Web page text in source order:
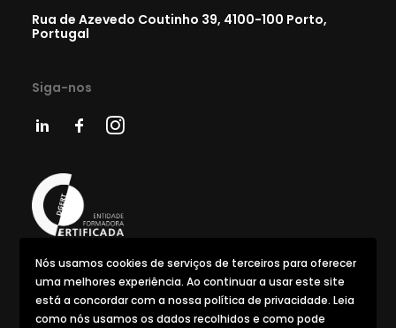
Rua de Azevedo Coutinho 39, 4100-100 Porto,
Portugal
Siga-nos
Nós usamos cookies de serviços de terceiros para oferecer
uma melhores experiência. Ao continuar a usar este site
está a concordar com a nossa política de privacidade. Leia
como nós usamos os dados recolhidos e como pode